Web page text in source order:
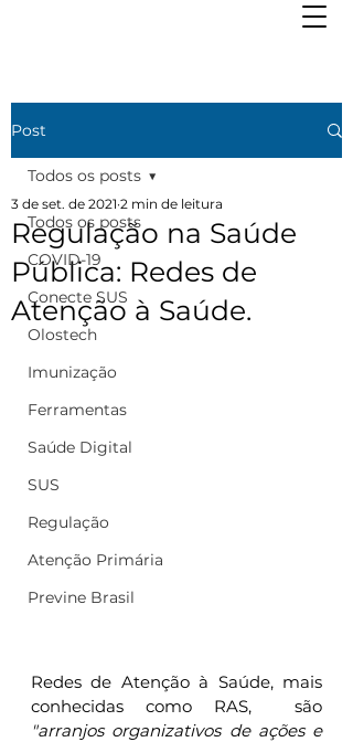
Post
Todos os posts
COVID-19
Conecte SUS
Olostech
Imunização
Ferramentas
Saúde Digital
SUS
Regulação
Atenção Primária
Previne Brasil
Todos os posts
Regulação na Saúde
Pública: Redes de
Atenção à Saúde.
3 de set. de 2021 2 min de leitura
Redes de Atenção à Saúde, mais
"arranjos organizativos de ações e